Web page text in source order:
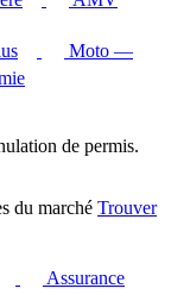
Moto —
de permis.
du marché Trouver
Assurance